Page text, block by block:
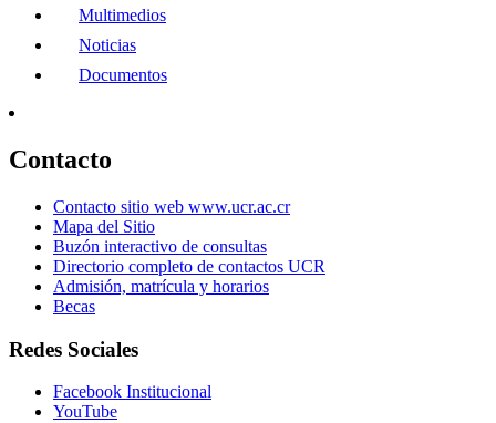
Multimedios
Noticias
Documentos
Contacto
Contacto sitio web www.ucr.ac.cr
Mapa del Sitio
Buzón interactivo de consultas
Directorio completo de contactos UCR
Admisión, matrícula y horarios
Becas
Redes Sociales
Facebook Institucional
YouTube